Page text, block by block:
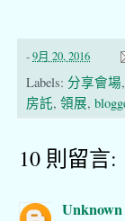
-9月 20, 2016
Labels: 分享會場
房託, 領展,
10 則留言:
Unknown